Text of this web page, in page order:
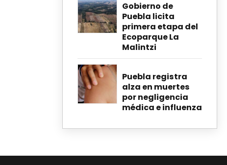
Gobierno de
Puebla licita
primera etapa del
Ecoparque La
Malintzi
Puebla registra
alza en muertes
por negligencia
médica e influenza